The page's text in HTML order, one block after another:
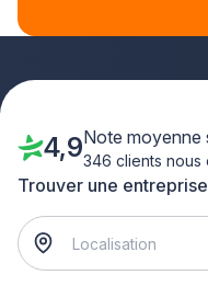
d'agenceurs
Trouver une
4,9Note moyenne
346 clients nous